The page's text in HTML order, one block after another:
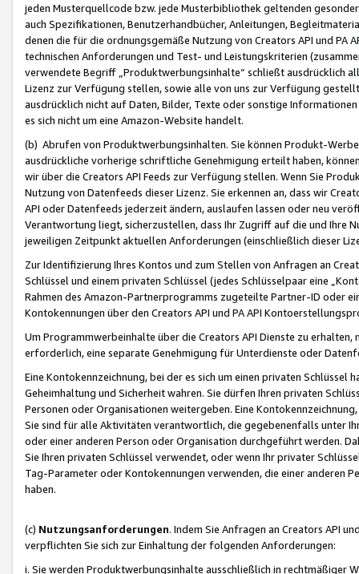
jeden Musterquellcode bzw. jede Musterbibliothek geltenden
auch Spezifikationen, Benutzerhandbücher, Anleitungen,
denen die für die ordnungsgemäße Nutzung von Creators API und PA
technischen Anforderungen und Test- und Leistungskriterien
verwendete Begriff „Produktwerbungsinhalte“ schließt ausdrücklich
Lizenz zur Verfügung stellen, sowie alle von uns zur Verfügung
ausdrücklich nicht auf Daten, Bilder, Texte oder sonstige
es sich nicht um eine Amazon-Website handelt.
(b) Abrufen von Produktwerbungsinhalten. Sie können Produkt-
ausdrückliche vorherige schriftliche Genehmigung erteilt haben,
wir über die Creators API Feeds zur Verfügung stellen. Wenn Sie
Nutzung von Datenfeeds dieser Lizenz. Sie erkennen an, dass wir
API oder Datenfeeds jederzeit ändern, auslaufen lassen oder neu
Verantwortung liegt, sicherzustellen, dass Ihr Zugriff auf die und Ihre
jeweiligen Zeitpunkt aktuellen Anforderungen (einschließlich dieser
Zur Identifizierung Ihres Kontos und zum Stellen von Anfragen an
Schlüssel und einem privaten Schlüssel (jedes Schlüsselpaar eine
Rahmen des Amazon-Partnerprogramms zugeteilte Partner-ID oder
Kontokennungen über den Creators API und PA API
Um Programmwerbeinhalte über die Creators API Dienste zu
erforderlich, eine separate Genehmigung für Unterdienste oder
Eine Kontokennzeichnung, bei der es sich um einen privaten
Geheimhaltung und Sicherheit wahren. Sie dürfen Ihren privaten
Personen oder Organisationen weitergeben. Eine
Sie sind für alle Aktivitäten verantwortlich, die gegebenenfalls unter
oder einer anderen Person oder Organisation durchgeführt werden.
Sie Ihren privaten Schlüssel verwendet, oder wenn Ihr privater
Tag-Parameter oder Kontokennungen verwenden, die einer anderen
haben.
(c) Nutzungsanforderungen. Indem Sie Anfragen an Creators API
verpflichten Sie sich zur Einhaltung der folgenden Anforderungen:
i. Sie werden Produktwerbungsinhalte ausschließlich in rechtmäßiger